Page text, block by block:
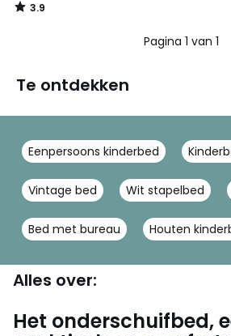
3.9
/
Pagina 1 van 1
Te ontdekken
Eenpersoons kinderbed
Vintage bed Wit stapelbed
Bed met bureau Houten
Alles over:
Het onderschuifbed,